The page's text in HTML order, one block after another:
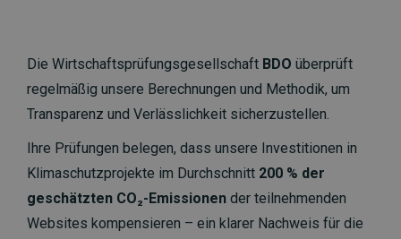
Die Wirtschaftsprüfungsgesellschaft BDO überprüft
regelmäßig unsere Berechnungen und Methodik, um
Transparenz und Verlässlichkeit sicherzustellen.
Ihre Prüfungen belegen, dass unsere Investitionen in
Klimaschutzprojekte im Durchschnitt 200 % der
geschätzten CO₂-Emissionen der teilnehmenden
Websites kompensieren – ein klarer Nachweis für die